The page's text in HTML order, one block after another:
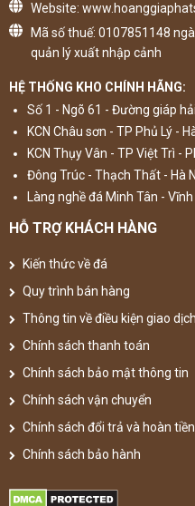
Website:
Mã số thuế: 0107851148
quản lý xuất nhập cảnh
HỆ THỐNG KHO CHÍNH HÃNG:
Số 1 - Ngõ 61 - Đường giáp
KCN Châu sơn - TP Phủ Lý -
KCN Thụy Vân - TP Việt Trì -
Đông Trúc - Thạch Thất - Hà
Làng nghề đá Minh Tân -
HỖ TRỢ KHÁCH HÀNG
Kiến thức về đá
Quy trình bán hàng
Thông tin về điều kiện giao
Chính sách thanh toán
Chính sách bảo mật thông tin
Chính sách vận chuyển
Chính sách đổi trả và hoàn tiền
Chính sách bảo hành